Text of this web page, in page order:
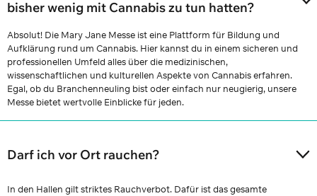
bisher wenig mit Cannabis zu tun hatten?
Absolut! Die Mary Jane Messe ist eine Plattform für Bildung und
Aufklärung rund um Cannabis. Hier kannst du in einem sicheren und
professionellen Umfeld alles über die medizinischen,
wissenschaftlichen und kulturellen Aspekte von Cannabis erfahren.
Egal, ob du Branchenneuling bist oder einfach nur neugierig, unsere
Messe bietet wertvolle Einblicke für jeden.
Darf ich vor Ort rauchen?
In den Hallen gilt striktes Rauchverbot. Dafür ist das gesamte